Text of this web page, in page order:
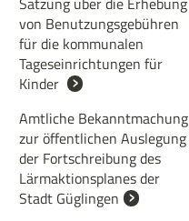
von Benutzungsgebühren
für die kommunalen
Tageseinrichtungen für
Kinder
Amtliche Bekanntmachung
zur öffentlichen Auslegung
der Fortschreibung des
Lärmaktionsplanes der
Stadt Güglingen